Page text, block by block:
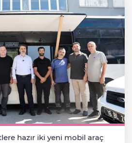
hazır iki yeni mobil araç